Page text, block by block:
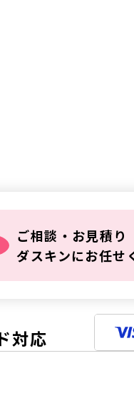
ご相談・お見積り
ダスキンにお任せ
対応